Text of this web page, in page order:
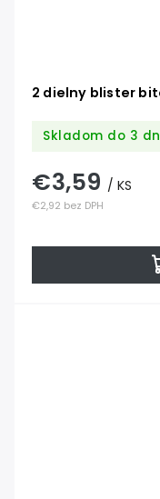
2 dielny blister
Skladom do 3
€2,92 bez DPH
€3,59 / KS